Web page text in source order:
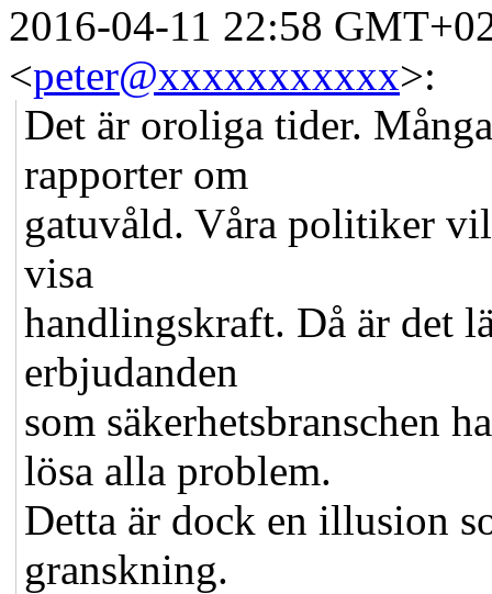
2016-04-11 22:58
<peter@xxxxxxxxxxx>:
Det är oroliga tider.
rapporter om
gatuvåld. Våra politiker
visa
handlingskraft. Då är det
erbjudanden
som säkerhetsbranschen
lösa alla problem.
Detta är dock en illusion
granskning.